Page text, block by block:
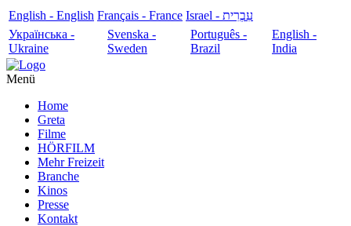
English - English Français - France
עִבְרִית - Israel
Українська -
Ukraine
Svenska -
Sweden
Português -
Brazil
English -
India
Menü
Home
Greta
Filme
HÖRFILM
Mehr Freizeit
Branche
Kinos
Presse
Kontakt